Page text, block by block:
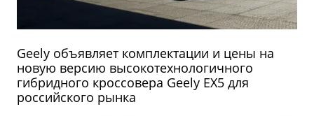
Geely объявляет комплектации и цены на
новую версию высокотехнологичного
гибридного кроссовера Geely EX5 для
российского рынка